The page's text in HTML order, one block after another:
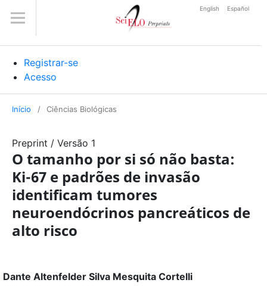
Registrar-se
Acesso
English Español
Início / Ciências Biológicas
Preprint / Versão 1
O tamanho por si só não basta:
Ki-67 e padrões de invasão
identificam tumores
neuroendócrinos pancreáticos de
alto risco
Dante Altenfelder Silva Mesquita Cortelli